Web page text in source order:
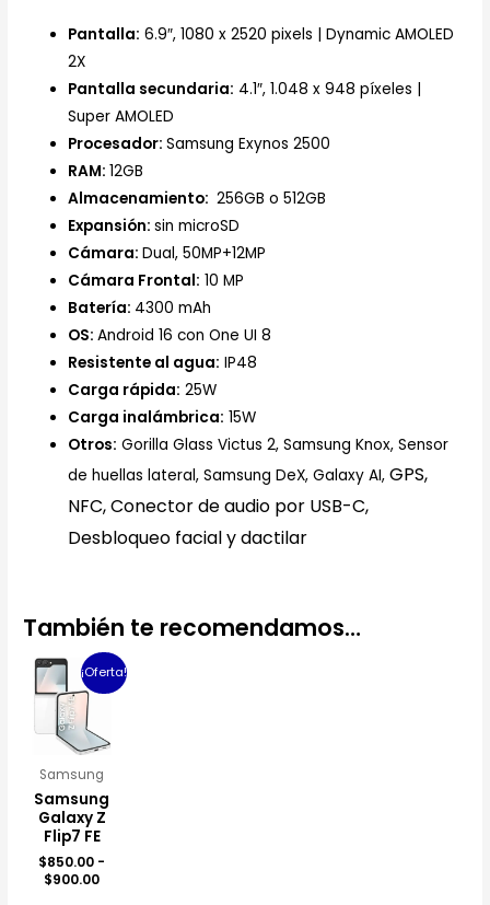
Pantalla: 6.9″, 1080 x 2520 pixels | Dynamic AMOLED
2X
Pantalla secundaria: 4.1″, 1.048 x 948 píxeles |
Super AMOLED
Procesador:Samsung Exynos 2500
RAM:12GB
Almacenamiento: 256GB o 512GB
Expansión:sin microSD
Cámara:Dual, 50MP+12MP
Cámara Frontal: 10 MP
Batería: 4300 mAh
OS:Android 16 con One UI 8
Resistente al agua: IP48
Carga rápida: 25W
Carga inalámbrica: 15W
Otros: Gorilla Glass Victus 2, Samsung Knox, Sensor
de huellas lateral, Samsung DeX, Galaxy AI,GPS,
NFC, Conector de audio por USB-C,
Desbloqueo facial y dactilar
También te recomendamos…
¡Oferta!
Samsung
Samsung
Galaxy Z
Flip7 FE
$850.00 -
$900.00
Rango
de
precios:
$850.00
hasta
$900.00